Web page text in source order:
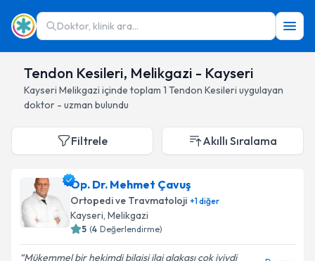
Doktor, klinik ara...
Tendon Kesileri, Melikgazi - Kayseri
Kayseri Melikgazi içinde toplam 1 Tendon Kesileri uygulayan
doktor - uzman bulundu
Filtrele Akıllı Sıralama
Op. Dr. Mehmet Çavuş
Ortopedi ve Travmatoloji +1diğer
Kayseri, Melikgazi
5 (4 Değerlendirme)
Mükemmel bir hekimdi bilgisi ilgi alakası çok iyiydi